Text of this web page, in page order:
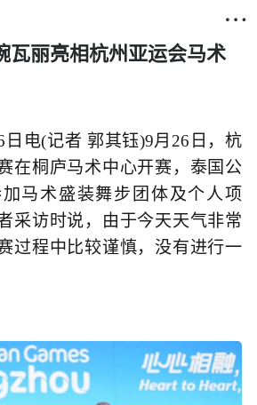

瓦丽亮相杭州亚运会马术
日电(记者 郭其钰)9月26日，杭
在桐庐马术中心开赛，泰国公
马术盛装舞步团体及个人项
采访时说，由于今天天气非常
过程中比较谨慎，没有进行一